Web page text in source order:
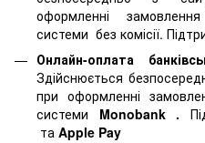
оформленні
системи без комісії.
Онлайн-оплата
Здійснюється
при оформленні
системи Monobank .
та Apple Pay